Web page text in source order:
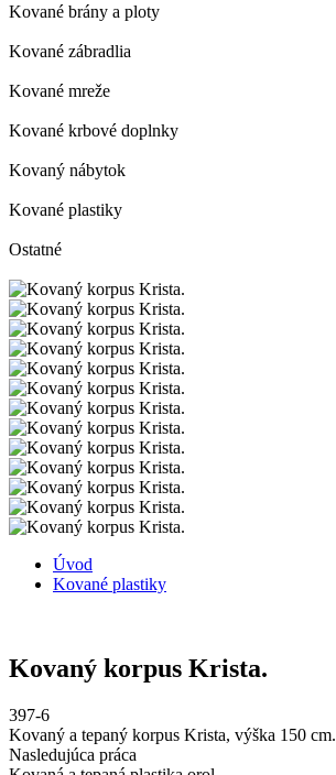
Kované brány a ploty
Kované zábradlia
Kované mreže
Kované krbové doplnky
Kovaný nábytok
Kované plastiky
Ostatné
Úvod
Kované plastiky
Kovaný korpus Krista.
397-6
Kovaný a tepaný korpus Krista, výška 150 cm.
Nasledujúca práca